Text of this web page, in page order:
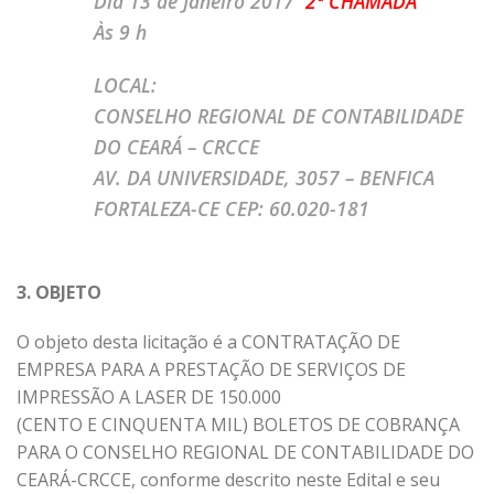
Às 9 h
LOCAL:
CONSELHO REGIONAL DE CONTABILIDADE
DO CEARÁ – CRCCE
AV. DA UNIVERSIDADE, 3057 – BENFICA
FORTALEZA-CE CEP: 60.020-181
3. OBJETO
O objeto desta licitação é a CONTRATAÇÃO DE
EMPRESA PARA A PRESTAÇÃO DE SERVIÇOS DE
IMPRESSÃO A LASER DE 150.000
(CENTO E CINQUENTA MIL) BOLETOS DE COBRANÇA
PARA O CONSELHO REGIONAL DE CONTABILIDADE DO
CEARÁ-CRCCE, conforme descrito neste Edital e seu